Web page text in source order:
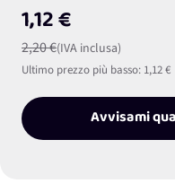
1,12 €
2,20 €(IVA inclusa)
Ultimo prezzo più basso: 1,12 €
Avvisami